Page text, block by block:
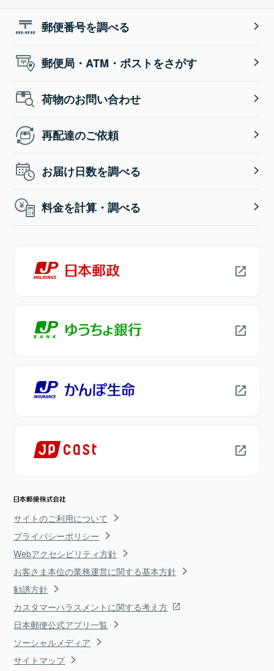
郵便番号を調べる
郵便局・ATM・ポストをさがす
荷物のお問い合わせ
再配達のご依頼
お届け日数を調べる
料金を計算・調べる
サイトのご利用について
プライバシーポリシー
Webアクセシビリティ方針
お客さま本位の業務運営に関する基本方針
勧誘方針
カスタマーハラスメントに関する考え方
日本郵便公式アプリ一覧
ソーシャルメディア
サイトマップ